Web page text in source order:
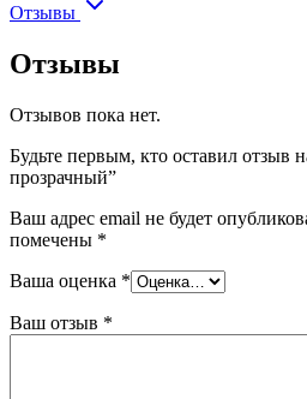
Отзывы
Отзывы
Отзывов пока нет.
Будьте первым, кто оставил отзыв
прозрачный”
Ваш адрес email не будет
помечены *
Ваша оценка *
Ваш отзыв *